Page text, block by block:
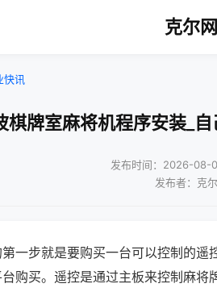
克尔网
快讯
棋牌室麻将机程序安装_
发布时间：2026-08-
发布者：克
一步就是要购买一台可以控制的
购买。遥控是通过主板来控制麻